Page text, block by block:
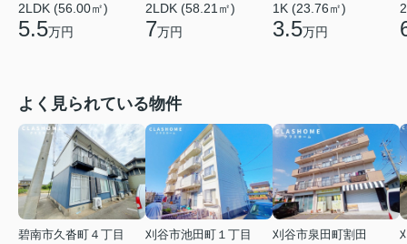
2LDK (56.00㎡)
5.5万円
2LDK (58.21㎡)
7万円
1K (23.76㎡)
3.5万円
よく見られている物件
碧南市久沓町４丁目
刈谷市池田町１丁目
刈谷市泉田町割田